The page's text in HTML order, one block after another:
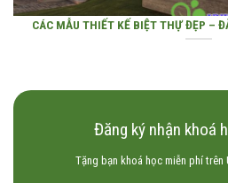
CÁC MẪU THIẾT KẾ BIỆT THỰ ĐẸP –
Đăng ký nhận khoá
Tặng bạn khoá học miễn phí trên